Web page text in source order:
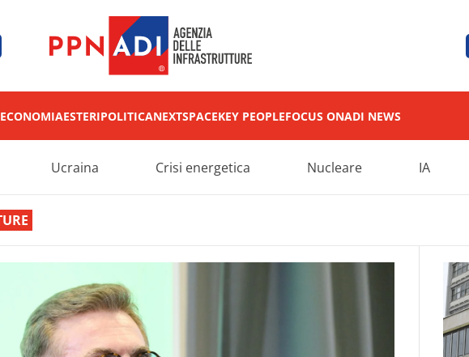
ECONOMIAESTERIPOLITICANEXTSPACEKEY PEOPLEFOCUS ONADI NEWS
Ucraina Crisi energetica Nucleare IA